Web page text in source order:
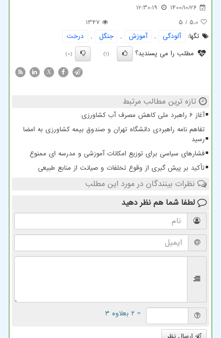
1400/10/26
12:30:19
5.0
/ 5
1347
تگها:
آلودگی , آموزش , جنگل ,
درخت
مطلب را می پسندید؟
(1)
(0)
X
تازه ترین مطالب مرتبط
آغاز 6 راهبرد ملی کاهش مصرف آب کشاورزی
تفاهم نامه راهبردی دانشگاه تهران و صندوق بیمه کشاورزی به امضا
رسید
فشارهای سیاسی برای توزیع امکانات آموزشی و مدرسه ای ممنوع
تأکید بر پیش گیری از وقوع تخلفات و صیانت از منابع طبیعی
نظرات بینندگان در مورد این مطلب
لطفا شما هم نظر دهید
= ۲ بعلاوه ۳